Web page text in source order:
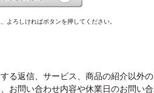
よろしければボタンを押してください。
る返信、サービス、商品の紹介以外の
お問い合わせ内容や休業日のお問い